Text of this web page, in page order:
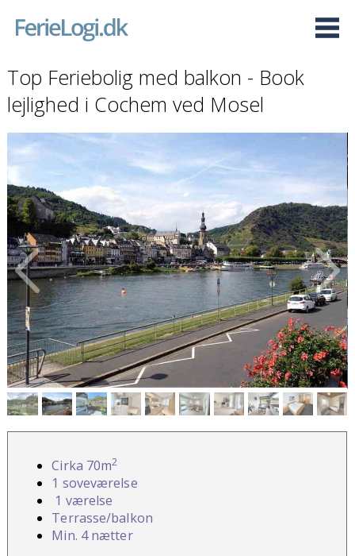
Top Feriebolig med balkon - Book
lejlighed i Cochem ved Mosel
Cirka 70m2
1 soveværelse
1 værelse
Terrasse/balkon
Min. 4 nætter